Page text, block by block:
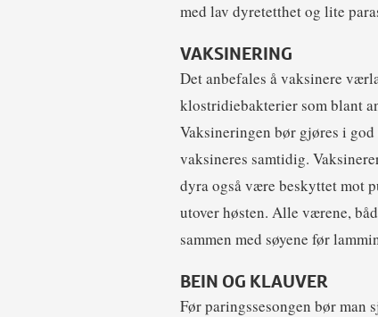
med lav dyretetthet og lite
VAKSINERING
Det anbefales å vaksinere
klostridiebakterier som blant
Vaksineringen bør gjøres i
vaksineres samtidig.
dyra også være beskyttet mot
utover høsten. Alle værene,
sammen med søyene før
BEIN OG KLAUVER
Før paringssesongen bør man